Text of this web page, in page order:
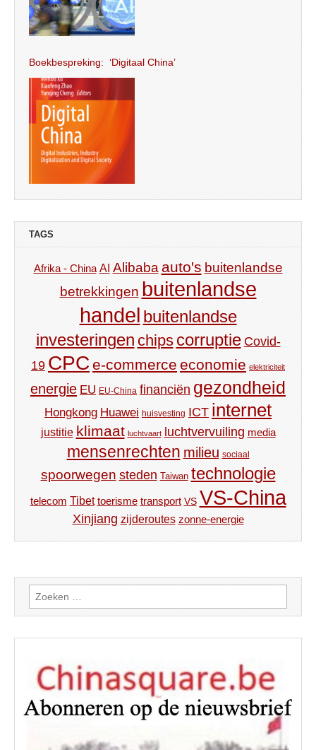
Boekbespreking: ‘Digitaal China’
TAGS
Afrika - China AI Alibaba auto's buitenlandse
betrekkingen buitenlandse
handel buitenlandse
investeringen chips corruptie Covid-
19 CPC e-commerce economie elektriciteit
energie EU EU-China financiën gezondheid
Hongkong Huawei huisvesting ICT internet
justitie klimaat luchtvaart luchtvervuiling media
mensenrechten milieu sociaal
spoorwegen steden Taiwan technologie
telecom Tibet toerisme transport VS VS-China
Xinjiang zijderoutes zonne-energie
Zoeken
naar: